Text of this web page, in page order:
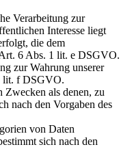
Verarbeitung zur
Interesse liegt
die dem
6 Abs. 1 lit. e DSGVO.
zur Wahrung unserer
lit. f DSGVO.
Zwecken als denen, zu
nach den Vorgaben des
von Daten
sich nach den